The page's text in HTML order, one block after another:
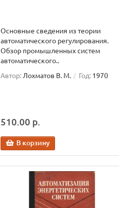
Основные сведения из теории
автоматического регулирования.
Обзор промышленных систем
автоматического..
Автор: Лохматов В. М. Год: 1970
510.00 р.
В корзину